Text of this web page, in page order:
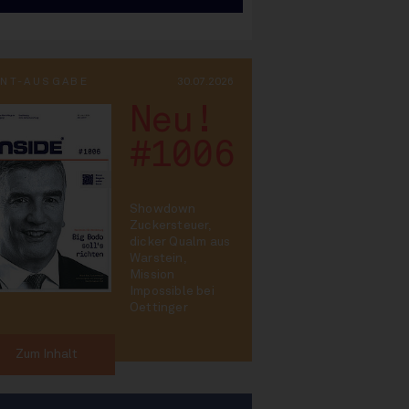
AUSGABE 30.07.2026
Showdown
Zuckersteuer,
dicker Qualm aus
Warstein,
Mission
Impossible bei
Oettinger
Zum Inhalt